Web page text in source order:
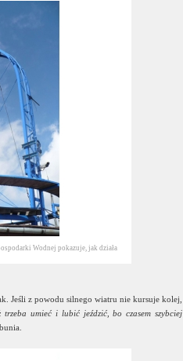
Wodnej pokazuje, jak działa
Jeśli z powodu silnego wiatru nie kursuje kolej,
umieć i lubić jeździć, bo czasem szybciej